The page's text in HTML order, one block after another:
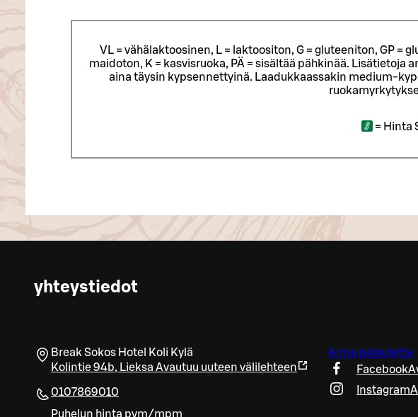
VL = vähälaktoosinen, L = laktoositon, G = gluteeniton, GP =
maidoton, K = kasvisruoka, PÄ = sisältää pähkinää. Lisätietoja
aina täysin kypsennettyinä. Laadukkaassakin medium-
= Hinta
yhteystiedot
Break Sokos Hotel Koli Kylä
Kolintie 94b, Lieksa Avautuu uuteen välilehteen
0107869010
Puhelun hinta pvm/mpm
Anna palautetta
Facebook
Instagram